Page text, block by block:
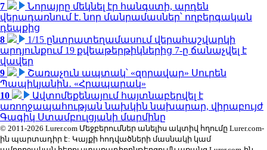
7
Նորայրը մեկնել էր հանգստի, արդեն
վերադառնում է. նոր մանրամասներ՝ ողբերգական
դեպքից
8
1/15 ընտրատեղամասում վերահաշվարկի
արդյունքում 19 քվեաթերթիկներից 7-ը ճանաչվել է
վավեր
9
Շառաչուն ապտակ՝ «զորավար» Սուրեն
Պապիկյանին․ «Հրապարակ»
10
Ավտոմեքենայում հայտնաբերվել է
առողջապահության նախկին նախարար, վիրաբույժ
Գագիկ Ստամբուլցյանի մարմինը
© 2011-2026 Lurer.com Մեջբերումներ անելիս ակտիվ հղումը Lurer.com-
ին պարտադիր է: Կայքի հոդվածների մասնակի կամ